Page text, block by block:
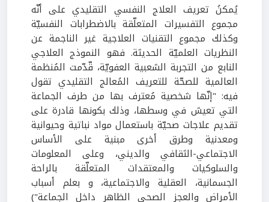
يُمكنُ تعريف العلاج النفسي التقليدي على أنّه
مجموع التفسيرات المتعلّقة بالاضطرابات النفسيّة
وكذلك مجموع التقنيات العلاجية غير الناجمة عن
النظريات العلميّة الحديثة. فهو النموذج العلاجي
النابع من التجربة الشعبية العفويّة، قّدّمت المُنظمة
العالمية للصحّة للتعريف المُعالج التقليدي تقول
فيه: "إنّها شخصية مُعترف بها من طرف الجماعة
التي تعيش في وسطها، وذلك بكونها قادرة على
تقديم علاجات صحيّة باستعمال مواد نباتية وحيوانية
ومعدنية وطرق أخرى مبنية على الأساس
الاجتماعي-الثقافي والديني، وعلى المعلومات
والسلوكيات والمعتقدات المتعلّقة بالراحة
الجسمانية، العقلية والاجتماعية، و بعلم أسباب
الأمراض والعجز الصحي الظاهر داخل الجماعة")